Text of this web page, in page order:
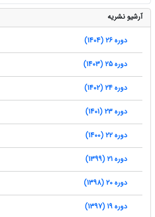
آرشیو نشریه
دوره 26 (1404)
دوره 25 (1403)
دوره 24 (1402)
دوره 23 (1401)
دوره 22 (1400)
دوره 21 (1399)
دوره 20 (1398)
دوره 19 (1397)